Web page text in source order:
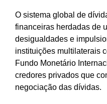
O sistema global de
financeiras herdadas de
desigualdades e
instituições multilaterais
Fundo Monetário
credores privados que
negociação das dívidas.